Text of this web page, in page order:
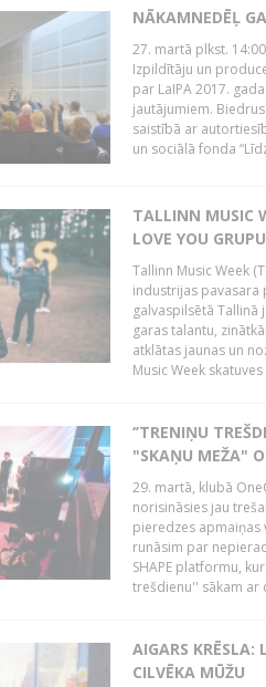
NĀKAMNEDĒĻ
27. martā plkst.
Izpildītāju un
par LaIPA 2017.
jautājumiem.
saistībā ar
un sociālā fonda
TALLINN MUSIC
LOVE YOU
Tallinn Music Week
industrijas pavasara
galvaspilsētā Tallinā
garas talantu,
atklātas jaunas un
Music Week
‘’TRENIŅU
"SKAŅU MEŽA"
29. martā, klubā
norisināsies jau
pieredzes apmaiņas
runāsim par
SHAPE platformu,
trešdienu'' sākam ar
AIGARS KRĒSLA:
CILVĒKA MŪŽU